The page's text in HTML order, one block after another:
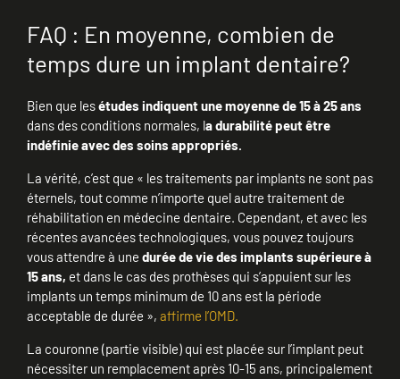
FAQ : En moyenne, combien de
temps dure un implant dentaire?
Bien que lesétudes indiquent une moyenne de 15 à 25 ans
dans des conditions normales, la durabilité peut être
indéfinie avec des soins appropriés.
La vérité, c’est que « les traitements par implants ne sont pas
éternels, tout comme n’importe quel autre traitement de
réhabilitation en médecine dentaire. Cependant, et avec les
récentes avancées technologiques, vous pouvez toujours
vous attendre à une durée de vie des implants supérieure à
15 ans, et dans le cas des prothèses qui s’appuient sur les
implants un temps minimum de 10 ans est la période
acceptable de durée », affirme l’OMD.
La couronne (partie visible) qui est placée sur l’implant peut
nécessiter un remplacement après 10-15 ans, principalement